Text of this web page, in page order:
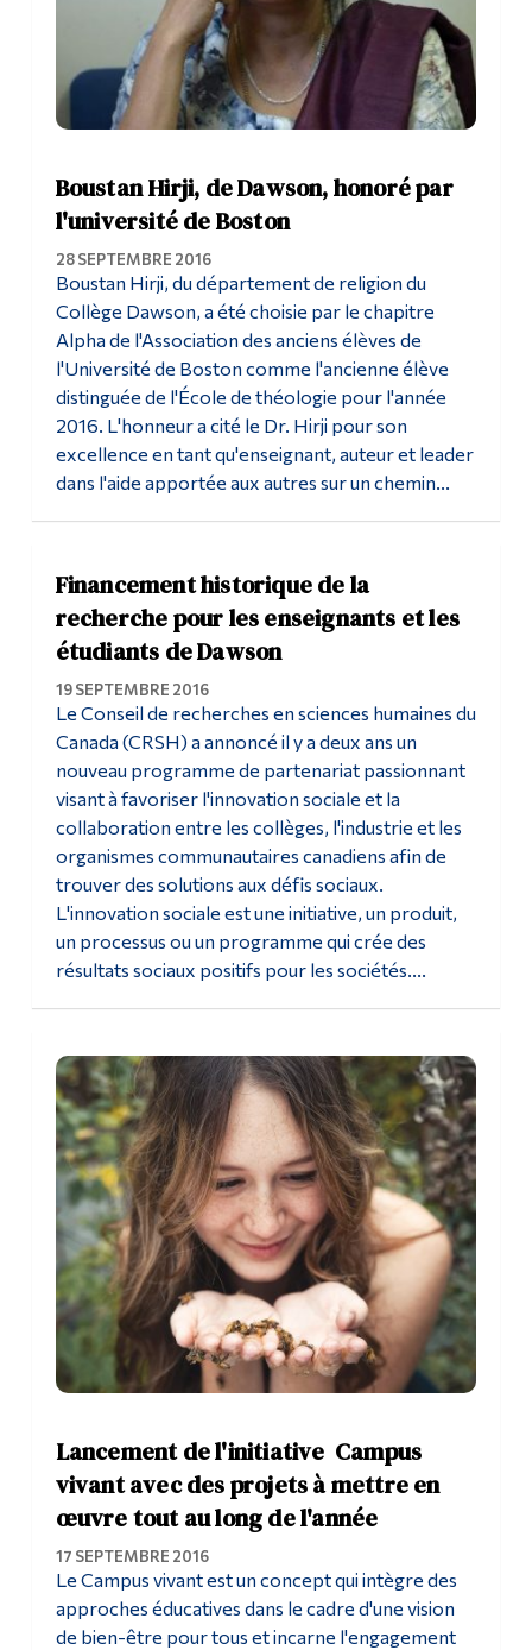
Boustan Hirji, de Dawson, honoré par
l'université de Boston
28 SEPTEMBRE 2016
Boustan Hirji, du département de religion du
Collège Dawson, a été choisie par le chapitre
Alpha de l'Association des anciens élèves de
l'Université de Boston comme l'ancienne élève
distinguée de l'École de théologie pour l'année
2016. L'honneur a cité le Dr. Hirji pour son
excellence en tant qu'enseignant, auteur et leader
dans l'aide apportée aux autres sur un chemin...
Financement historique de la
recherche pour les enseignants et les
étudiants de Dawson
19 SEPTEMBRE 2016
Le Conseil de recherches en sciences humaines du
Canada (CRSH) a annoncé il y a deux ans un
nouveau programme de partenariat passionnant
visant à favoriser l'innovation sociale et la
collaboration entre les collèges, l'industrie et les
organismes communautaires canadiens afin de
trouver des solutions aux défis sociaux.
L'innovation sociale est une initiative, un produit,
un processus ou un programme qui crée des
résultats sociaux positifs pour les sociétés....
Lancement de l'initiative Campus
vivant avec des projets à mettre en
œuvre tout au long de l'année
17 SEPTEMBRE 2016
Le Campus vivant est un concept qui intègre des
approches éducatives dans le cadre d'une vision
de bien-être pour tous et incarne l'engagement